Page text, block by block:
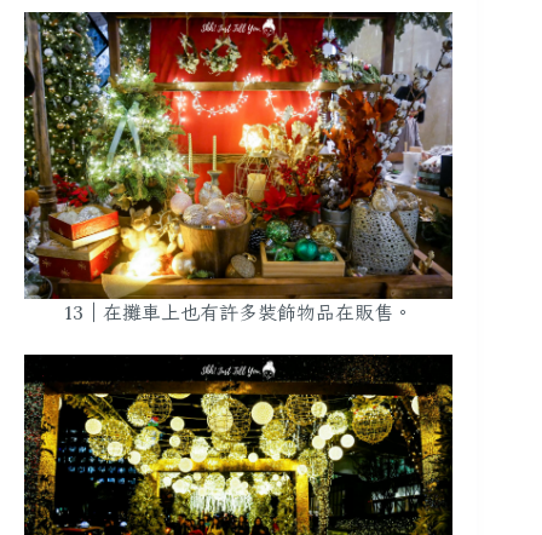
13｜在攤車上也有許多裝飾物品在販售。